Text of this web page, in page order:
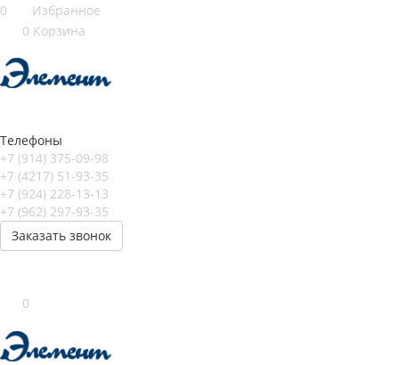
0
Избранное
0 Корзина
Телефоны
+7 (914) 375-09-98
+7 (4217) 51-93-35
+7 (924) 228-13-13
+7 (962) 297-93-35
Заказать звонок
0